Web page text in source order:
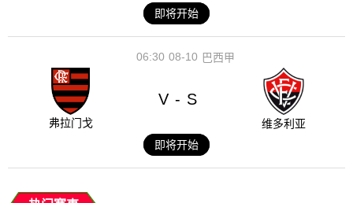
即将开始
08-10
06:30 巴西甲
弗拉门戈
V - S
维多利亚
即将开始